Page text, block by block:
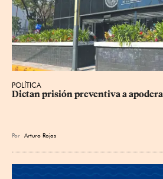
POLÍTICA
Dictan prisión preventiva a
Por Arturo Rojas